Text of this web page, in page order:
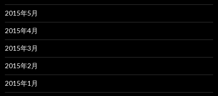
2015年5月
2015年4月
2015年3月
2015年2月
2015年1月